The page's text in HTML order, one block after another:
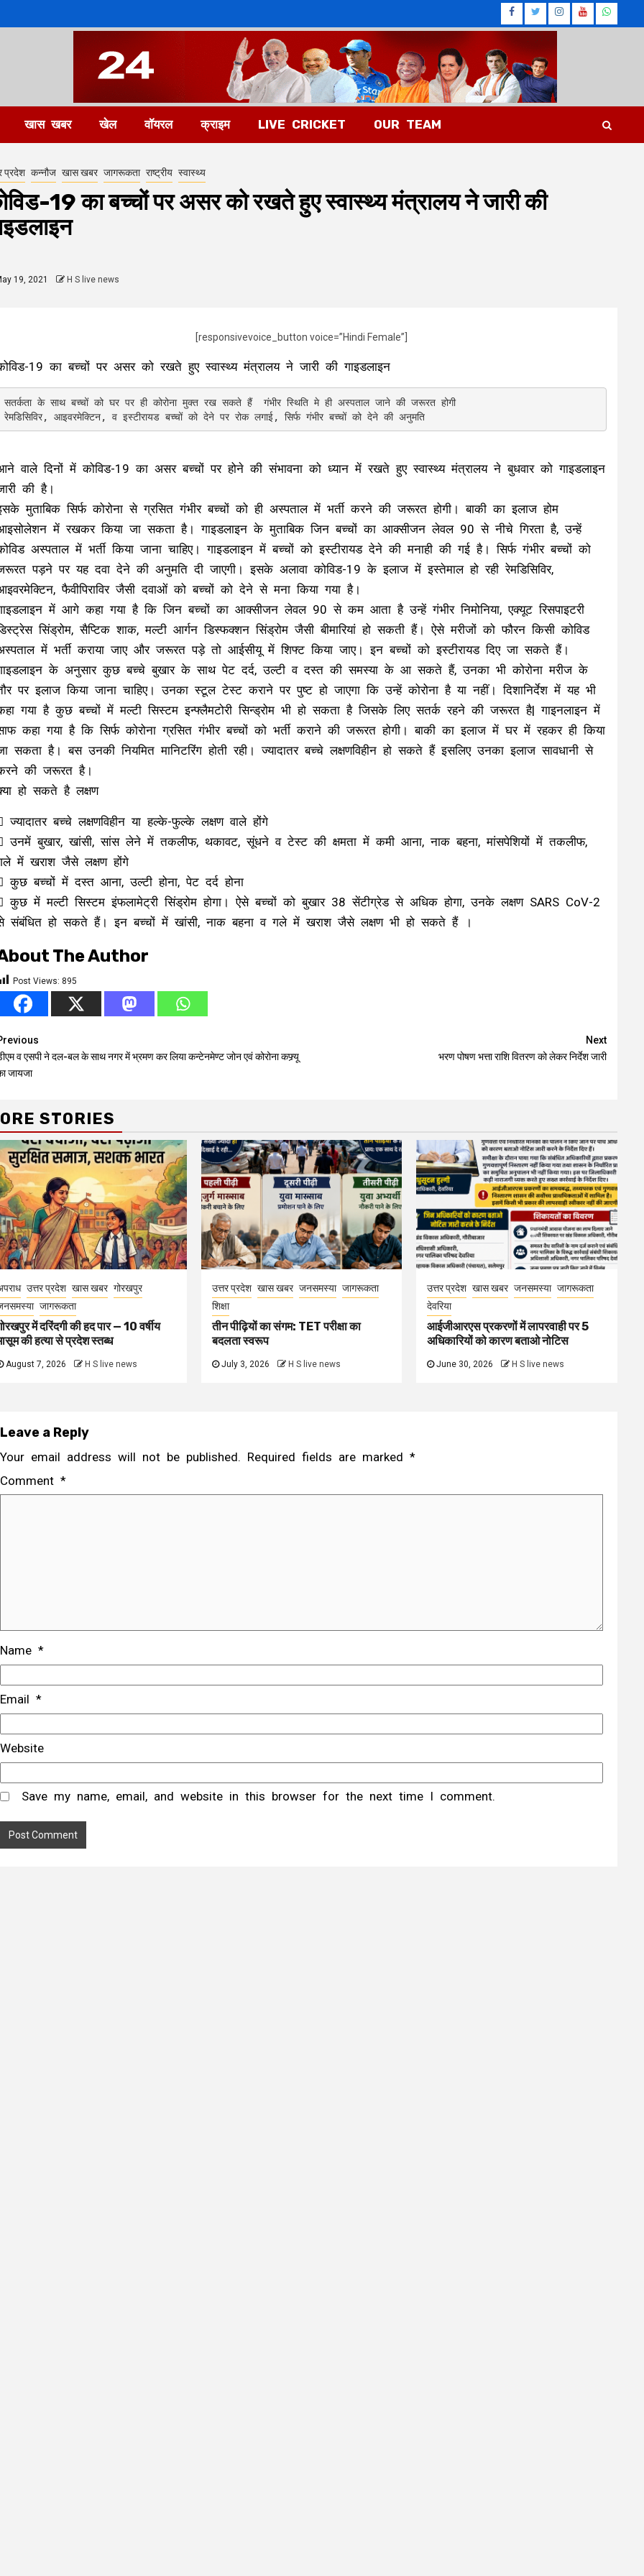
Facebook
Twitter
Instagram
खास खबर खेल वॉयरल क्राइम LIVE CRICKET OUR TEAM
प्रदेश कन्नौज खास खबर जागरूकता राष्ट्रीय स्वास्थ्य
19 का बच्चों पर असर को रखते हुए स्वास्थ्य मंत्रालय ने जारी की
19, 2021 H S live news
[responsivevoice_button voice=”Hindi Female”]
19 का बच्चों पर असर को रखते हुए स्वास्थ्य मंत्रालय ने जारी की गाइडलाइन
सतर्कता के साथ बच्चों को घर पर ही कोरोना मुक्त रख सकते हैं  गंभीर स्थिति मे ही अस्पताल जाने की जरूरत होगी
रेमडिसिविर, आइवरमेक्टिन, व इस्टीरायड बच्चों को देने पर रोक लगाई, सिर्फ गंभीर बच्चों को देने की अनुमति
वाले दिनों में कोविड-19 का असर बच्चों पर होने की संभावना को ध्यान में रखते हुए स्वास्थ्य मंत्रालय ने बुधवार को गाइडलाइन
की है।
मुताबिक सिर्फ कोरोना से ग्रसित गंभीर बच्चों को ही अस्पताल में भर्ती करने की जरूरत होगी। बाकी का इलाज होम
में रखकर किया जा सकता है। गाइडलाइन के मुताबिक जिन बच्चों का आक्सीजन लेवल 90 से नीचे गिरता है, उन्हें
अस्पताल में भर्ती किया जाना चाहिए। गाइडलाइन में बच्चों को इस्टीरायड देने की मनाही की गई है। सिर्फ गंभीर बच्चों को
पड़ने पर यह दवा देने की अनुमति दी जाएगी। इसके अलावा कोविड-19 के इलाज में इस्तेमाल हो रही रेमडिसिविर,
फैवीपिराविर जैसी दवाओं को बच्चों को देने से मना किया गया है।
में आगे कहा गया है कि जिन बच्चों का आक्सीजन लेवल 90 से कम आता है उन्हें गंभीर निमोनिया, एक्यूट रिसपाइटरी
सिंड्रोम, सैप्टिक शाक, मल्टी आर्गन डिस्फक्शन सिंड्रोम जैसी बीमारियां हो सकती हैं। ऐसे मरीजों को फौरन किसी कोविड
में भर्ती कराया जाए और जरूरत पड़े तो आईसीयू में शिफ्ट किया जाए। इन बच्चों को इस्टीरायड दिए जा सकते हैं।
के अनुसार कुछ बच्चे बुखार के साथ पेट दर्द, उल्टी व दस्त की समस्या के आ सकते हैं, उनका भी कोरोना मरीज के
पर इलाज किया जाना चाहिए। उनका स्टूल टेस्ट कराने पर पुष्ट हो जाएगा कि उन्हें कोरोना है या नहीं। दिशानिर्देश में यह भी
गया है कुछ बच्चों में मल्टी सिस्टम इन्फ्लैमटोरी सिन्ड्रोम भी हो सकता है जिसके लिए सतर्क रहने की जरूरत है| गाइनलाइन में
कहा गया है कि सिर्फ कोरोना ग्रसित गंभीर बच्चों को भर्ती कराने की जरूरत होगी। बाकी का इलाज में घर में रहकर ही किया
सकता है। बस उनकी नियमित मानिटरिंग होती रही। ज्यादातर बच्चे लक्षणविहीन हो सकते हैं इसलिए उनका इलाज सावधानी से
की जरूरत है।
हो सकते है लक्षण
ज्यादातर बच्चे लक्षणविहीन या हल्के-फुल्के लक्षण वाले होंगे
उनमें बुखार, खांसी, सांस लेने में तकलीफ, थकावट, सूंधने व टेस्ट की क्षमता में कमी आना, नाक बहना, मांसपेशियों में तकलीफ,
में खराश जैसे लक्षण होंगे
कुछ बच्चों में दस्त आना, उल्टी होना, पेट दर्द होना
कुछ में मल्टी सिस्टम इंफलामेट्री सिंड्रोम होगा। ऐसे बच्चों को बुखार 38 सेंटीग्रेड से अधिक होगा, उनके लक्षण SARS CoV-2
संबंधित हो सकते हैं। इन बच्चों में खांसी, नाक बहना व गले में खराश जैसे लक्षण भी हो सकते हैं ।
The Author
Post Views: 895
व एसपी ने दल-बल के साथ नगर में भ्रमण कर लिया कन्टेनमेण्ट जोन एवं कोरोना कफ्र्यू
जायजा
Next
भरण पोषण भत्ता राशि वितरण को लेकर निर्देश जारी
STORIES
उत्तर प्रदेश खास खबर गोरखपुर
जागरूकता
में दरिंदगी की हद पार — 10 वर्षीय
की हत्या से प्रदेश स्तब्ध
August 7, 2026 H S live news
उत्तर प्रदेश खास खबर जनसमस्या जागरूकता
शिक्षा
तीन पीढ़ियों का संगम: TET परीक्षा का
बदलता स्वरूप
July 3, 2026 H S live news
उत्तर प्रदेश खास खबर जनसमस्या जागरूकता
देवरिया
आईजीआरएस प्रकरणों में लापरवाही पर 5
अधिकारियों को कारण बताओ नोटिस
June 30, 2026 H S live news
Leave a Reply
Your email address will not be published. Required fields are marked *
Comment *
Name *
Email *
Website
Save my name, email, and website in this browser for the next time I comment.